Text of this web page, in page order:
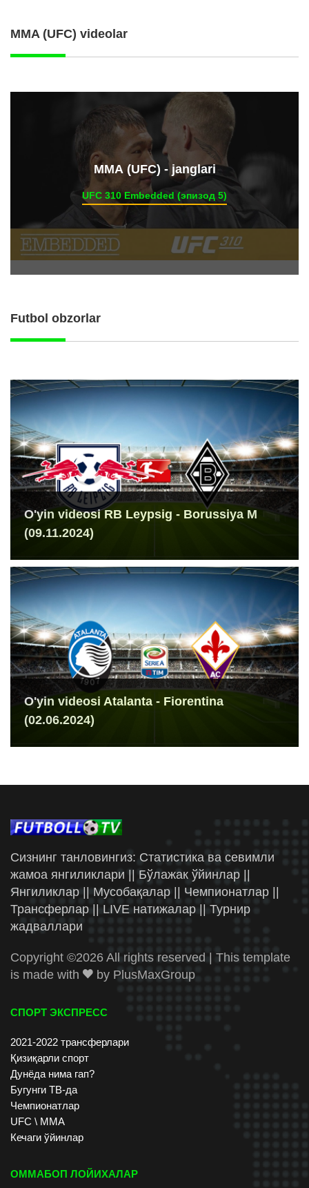
MMA (UFC) videolar
ММА (UFC) - janglari
UFC 310 Embedded (эпизод 5)
Futbol obzorlar
O'yin videosi RB Leypsig - Borussiya M
(09.11.2024)
O'yin videosi Atalanta - Fiorentina
(02.06.2024)
Сизнинг танловингиз: Статистика ва севимли
жамоа янгиликлари || Бўлажак ўйинлар ||
Янгиликлар || Мусобақалар || Чемпионатлар ||
Трансферлар || LIVE натижалар || Турнир
жадваллари
Copyright ©2026 All rights reserved | This template
is made with
by PlusMaxGroup
СПОРТ ЭКСПРЕСС
2021-2022 трансферлари
Қизиқарли спорт
Дунёда нима гап?
Бугунги ТВ-да
Чемпионатлар
UFC \ ММА
Кечаги ўйинлар
ОММАБОП ЛОЙИХАЛАР